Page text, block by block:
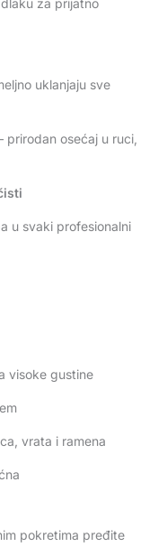
za prijatno
uklanjaju sve
prirodan osećaj u ruci,
u svaki profesionalni
visoke gustine
vrata i ramena
pokretima pređite